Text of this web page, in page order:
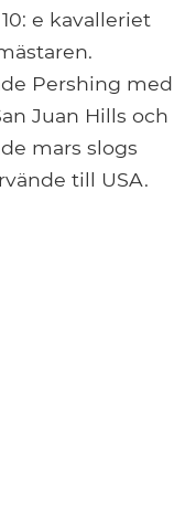
e kavalleriet
Pershing med
Juan Hills och
mars slogs
till USA.